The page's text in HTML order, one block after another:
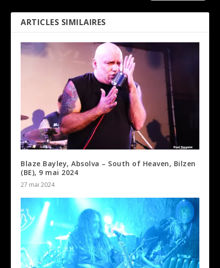
ARTICLES SIMILAIRES
Blaze Bayley, Absolva – South of Heaven, Bilzen
(BE), 9 mai 2024
27 mai 2024